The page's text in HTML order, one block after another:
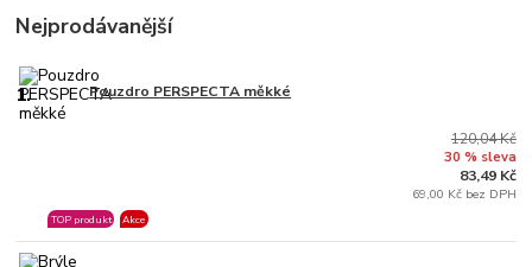
Nejprodávanější
1. Pouzdro PERSPECTA měkké
TOP produkt Akce
120,04 Kč
30 % sleva
83,49 Kč
69,00 Kč bez DPH